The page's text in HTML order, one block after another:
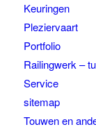
Keuringen
Pleziervaart
Portfolio
Railingwerk –
Service
sitemap
Touwen en